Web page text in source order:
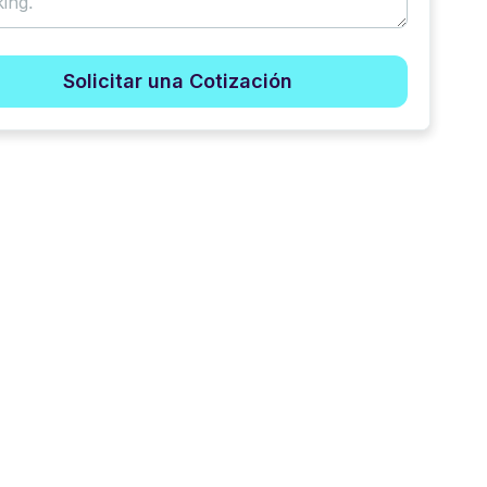
Solicitar una Cotización